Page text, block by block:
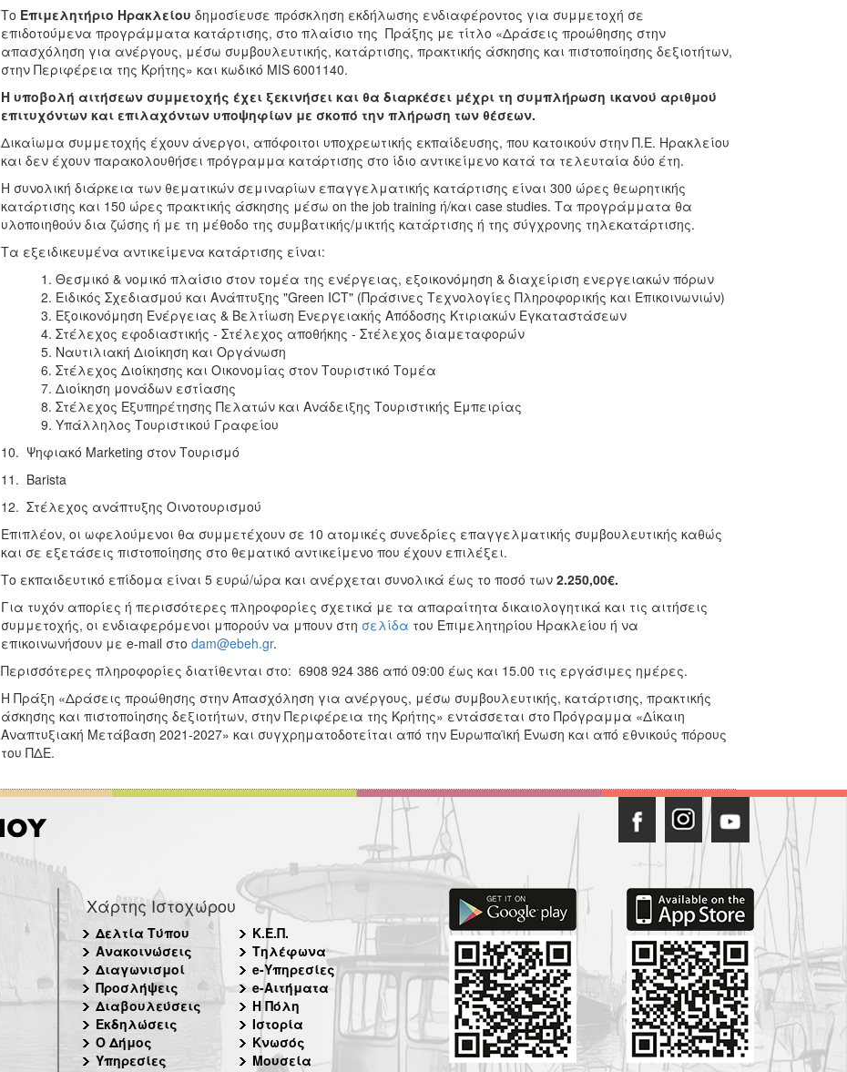
Το Επιμελητήριο Ηρακλείου δημοσίευσε πρόσκληση εκδήλωσης ενδιαφέροντος για συμμετοχή σε
επιδοτούμενα προγράμματα κατάρτισης, στο πλαίσιο της Πράξης με τίτλο «Δράσεις προώθησης στην
απασχόληση για ανέργους, μέσω συμβουλευτικής, κατάρτισης, πρακτικής άσκησης και πιστοποίησης δεξιοτήτων,
στην Περιφέρεια της Κρήτης» και κωδικό MIS 6001140.
Η υποβολή αιτήσεων συμμετοχής έχει ξεκινήσει και θα διαρκέσει μέχρι τη συμπλήρωση ικανού αριθμού
επιτυχόντων και επιλαχόντων υποψηφίων με σκοπό την πλήρωση των θέσεων.
Δικαίωμα συμμετοχής έχουν άνεργοι, απόφοιτοι υποχρεωτικής εκπαίδευσης, που κατοικούν στην Π.Ε. Ηρακλείου
και δεν έχουν παρακολουθήσει πρόγραμμα κατάρτισης στο ίδιο αντικείμενο κατά τα τελευταία δύο έτη.
Η συνολική διάρκεια των θεματικών σεμιναρίων επαγγελματικής κατάρτισης είναι 300 ώρες θεωρητικής
κατάρτισης και 150 ώρες πρακτικής άσκησης μέσω on the job training ή/και case studies. Τα προγράμματα θα
υλοποιηθούν δια ζώσης ή με τη μέθοδο της συμβατικής/μικτής κατάρτισης ή της σύγχρονης τηλεκατάρτισης.
Τα εξειδικευμένα αντικείμενα κατάρτισης είναι:
Θεσμικό & νομικό πλαίσιο στον τομέα της ενέργειας, εξοικονόμηση & διαχείριση ενεργειακών πόρων
Ειδικός Σχεδιασμού και Ανάπτυξης "Green ICT" (Πράσινες Τεχνολογίες Πληροφορικής και Επικοινωνιών)
Εξοικονόμηση Ενέργειας & Βελτίωση Ενεργειακής Απόδοσης Κτιριακών Εγκαταστάσεων
Στέλεχος εφοδιαστικής - Στέλεχος αποθήκης - Στέλεχος διαμεταφορών
Ναυτιλιακή Διοίκηση και Οργάνωση
Στέλεχος Διοίκησης και Οικονομίας στον Τουριστικό Τομέα
Διοίκηση μονάδων εστίασης
Στέλεχος Εξυπηρέτησης Πελατών και Ανάδειξης Τουριστικής Εμπειρίας
Υπάλληλος Τουριστικού Γραφείου
10. Ψηφιακό Marketing στον Τουρισμό
11. Barista
12. Στέλεχος ανάπτυξης Οινοτουρισμού
Επιπλέον, οι ωφελούμενοι θα συμμετέχουν σε 10 ατομικές συνεδρίες επαγγελματικής συμβουλευτικής καθώς
και σε εξετάσεις πιστοποίησης στο θεματικό αντικείμενο που έχουν επιλέξει.
Το εκπαιδευτικό επίδομα είναι 5 ευρώ/ώρα και ανέρχεται συνολικά έως το ποσό των 2.250,00€.
Για τυχόν απορίες ή περισσότερες πληροφορίες σχετικά με τα απαραίτητα δικαιολογητικά και τις αιτήσεις
συμμετοχής, οι ενδιαφερόμενοι μπορούν να μπουν στη σελίδα του Επιμελητηρίου Ηρακλείου ή να
επικοινωνήσουν με e-mail στο dam@ebeh.gr.
Περισσότερες πληροφορίες διατίθενται στο: 6908 924 386 από 09:00 έως και 15.00 τις εργάσιμες ημέρες.
H Πράξη «Δράσεις προώθησης στην Απασχόληση για ανέργους, μέσω συμβουλευτικής, κατάρτισης, πρακτικής
άσκησης και πιστοποίησης δεξιοτήτων, στην Περιφέρεια της Κρήτης» εντάσσεται στο Πρόγραμμα «Δίκαιη
Αναπτυξιακή Μετάβαση 2021-2027» και συγχρηματοδοτείται από την Ευρωπαϊκή Ένωση και από εθνικούς πόρους
του ΠΔΕ.
Χάρτης Ιστοχώρου
Δελτία Τύπου
Ανακοινώσεις
Διαγωνισμοί
Προσλήψεις
Διαβουλεύσεις
Εκδηλώσεις
Ο Δήμος
Υπηρεσίες
Κ.Ε.Π.
Τηλέφωνα
e-Υπηρεσίες
e-Αιτήματα
Η Πόλη
Ιστορία
Κνωσός
Μουσεία